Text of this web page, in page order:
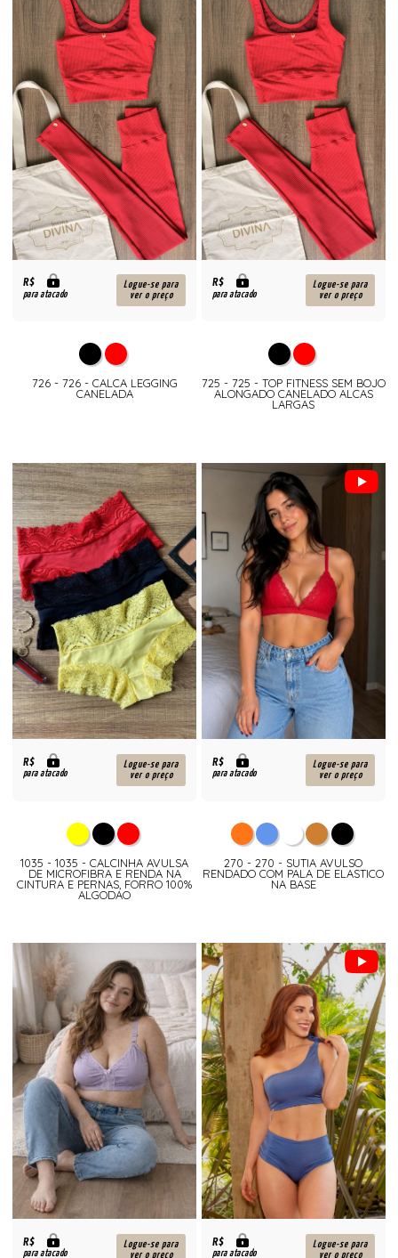
R$
para atacado
Logue-se para
ver o preço
726 - 726 - CALCA LEGGING
CANELADA
R$
para atacado
Logue-se para
ver o preço
725 - 725 - TOP FITNESS SEM BOJO
ALONGADO CANELADO ALCAS
LARGAS
R$
para atacado
Logue-se para
ver o preço
1035 - 1035 - CALCINHA AVULSA
DE MICROFIBRA E RENDA NA
CINTURA E PERNAS, FORRO 100%
ALGODAO
R$
para atacado
Logue-se para
ver o preço
270 - 270 - SUTIA AVULSO
RENDADO COM PALA DE ELASTICO
NA BASE
R$
para atacado
Logue-se para
ver o preço
R$
para atacado
Logue-se para
ver o preço